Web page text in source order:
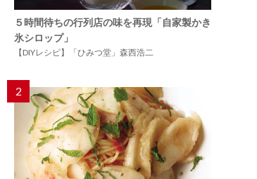
５時間待ちの行列店の味を再現「自家製かき
氷シロップ」
【DIYレシピ】「ひみつ堂」森西浩二
2